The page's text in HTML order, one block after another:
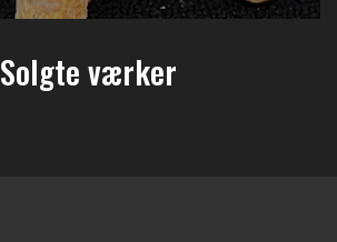
Solgte værker